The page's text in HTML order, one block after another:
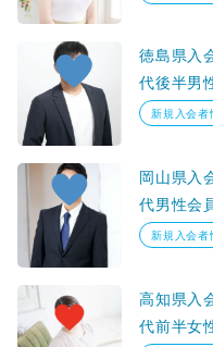
徳島県入
代後半男
新規入会者
岡山県入
代男性会
新規入会者
高知県入
代前半女